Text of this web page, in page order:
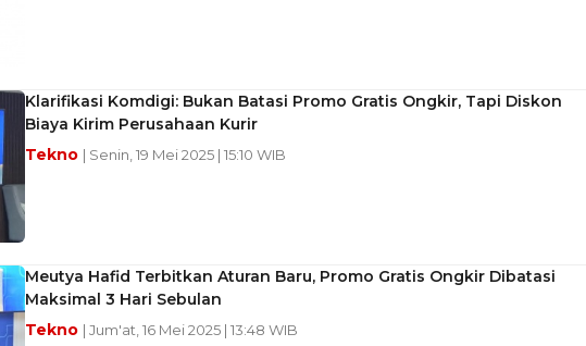
Klarifikasi Komdigi: Bukan Batasi Promo Gratis Ongkir, Tapi Diskon
Biaya Kirim Perusahaan Kurir
Tekno | Senin, 19 Mei 2025 | 15:10 WIB
Meutya Hafid Terbitkan Aturan Baru, Promo Gratis Ongkir Dibatasi
Maksimal 3 Hari Sebulan
Tekno | Jum'at, 16 Mei 2025 | 13:48 WIB